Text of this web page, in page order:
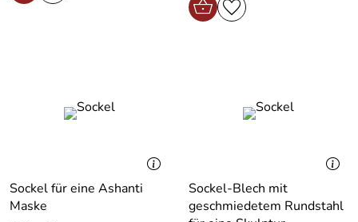
Sockel für eine Ashanti
Maske
Sockel-Blech mit
geschmiedetem Rundstahl